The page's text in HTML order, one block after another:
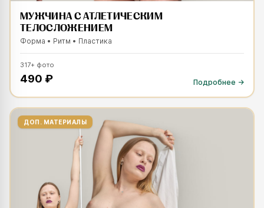
МУЖЧИНА С АТЛЕТИЧЕСКИМ
ТЕЛОСЛОЖЕНИЕМ
Форма • Ритм • Пластика
317+ фото
490 ₽ Подробнее →
ДОП. МАТЕРИАЛЫ